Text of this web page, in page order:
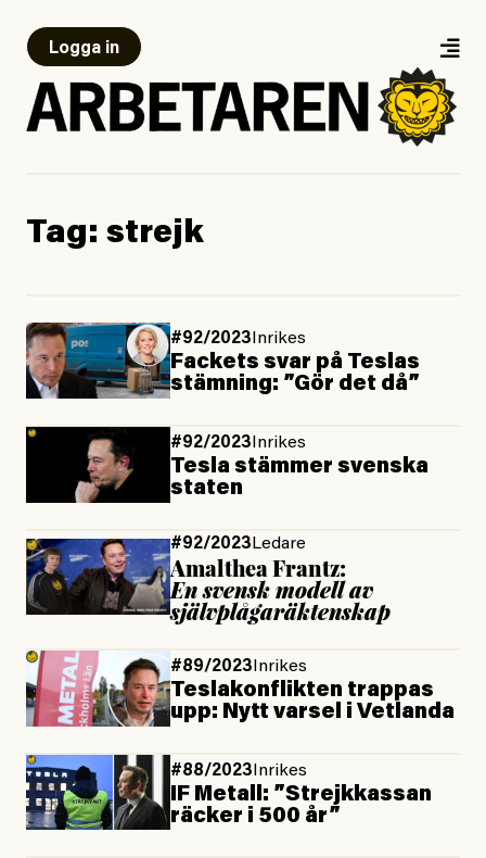
Logga in
Tag: strejk
#92/2023Inrikes
Fackets svar på Teslas
stämning: ”Gör det då”
#92/2023Inrikes
Tesla stämmer svenska
staten
#92/2023Ledare
Amalthea Frantz:
En svensk modell av
självplågar­­äktenskap
#89/2023Inrikes
Teslakonflikten trappas
upp: Nytt varsel i Vetlanda
#88/2023 Inrikes
IF Metall: ”Strejk­kassan
räcker i 500 år”